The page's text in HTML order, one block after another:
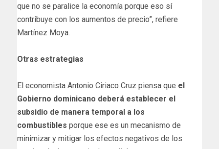
que no se paralice la economía porque eso sí
contribuye con los aumentos de precio”, refiere
Martínez Moya.
Otras estrategias
El economista Antonio Ciriaco Cruz piensa que el
Gobierno dominicano deberá establecer el
subsidio de manera temporal a los
combustibles porque ese es un mecanismo de
minimizar y mitigar los efectos negativos de los